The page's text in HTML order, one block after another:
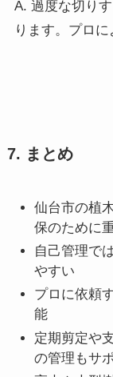
A. 過度な切り
ります。プロ
7. まとめ
仙台市の植
保のために
自己管理で
やすい
プロに依頼
能
定期剪定や
の管理もサ